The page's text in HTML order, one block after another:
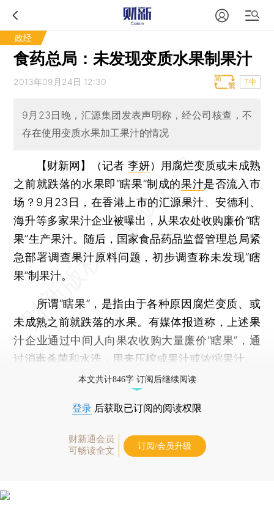
政经
食药总局：未发现变质水果制果汁
2013年09月24日 12:30 T中
9月23日晚，汇源集团发表声明称，经公司核查，不
存在使用变质水果加工果汁的情况
【财新网】（记者 李妍）
用腐烂变质或未成熟
之前就跌落的水果即“瞎果”制成的果汁是否流入市
场？9月23日，在香港上市的汇源果汁、安德利、
海升等多家果汁企业被曝出，从果农处收购廉价“瞎
果”生产果汁。随后，国家食品药品监督管理总局紧
急部署调查果汁原料问题，初步调查称未发现“瞎
果”制果汁。
所谓“瞎果”，是指由于各种原因腐烂变质、或
未成熟之前就跌落的水果。有媒体报道称，上述果
汁企业通过中间人向果农收购大量廉价“瞎果”，通
过消毒杀菌和水洗，用来压榨成果汁或浓缩果汁。
本文共计846字 订阅后继续阅读
登录 后获取已订阅的阅读权限
财新通会员
可畅读全文
订阅/会员升级